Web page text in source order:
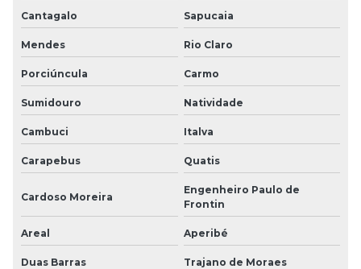
Cantagalo Sapucaia
Mendes Rio Claro
Porciúncula Carmo
Sumidouro Natividade
Cambuci Italva
Carapebus Quatis
Cardoso Moreira
Engenheiro Paulo de
Frontin
Areal Aperibé
Duas Barras Trajano de Moraes